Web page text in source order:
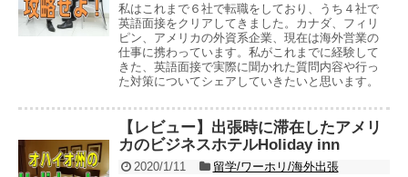
私はこれまで６社で転職をしており、うち４社で
英語面接をクリアしてきました。カナダ、フィリ
ピン、アメリカの外資系企業、現在は海外営業の
仕事に携わっています。私がこれまでに経験して
きた、英語面接で実際に聞かれた質問内容や行っ
た対策についてシェアしていきたいと思います。
【レビュー】出張時に滞在したアメリ
カのビジネスホテルHoliday inn
2020/1/11
留学/ワーホリ/海外出張